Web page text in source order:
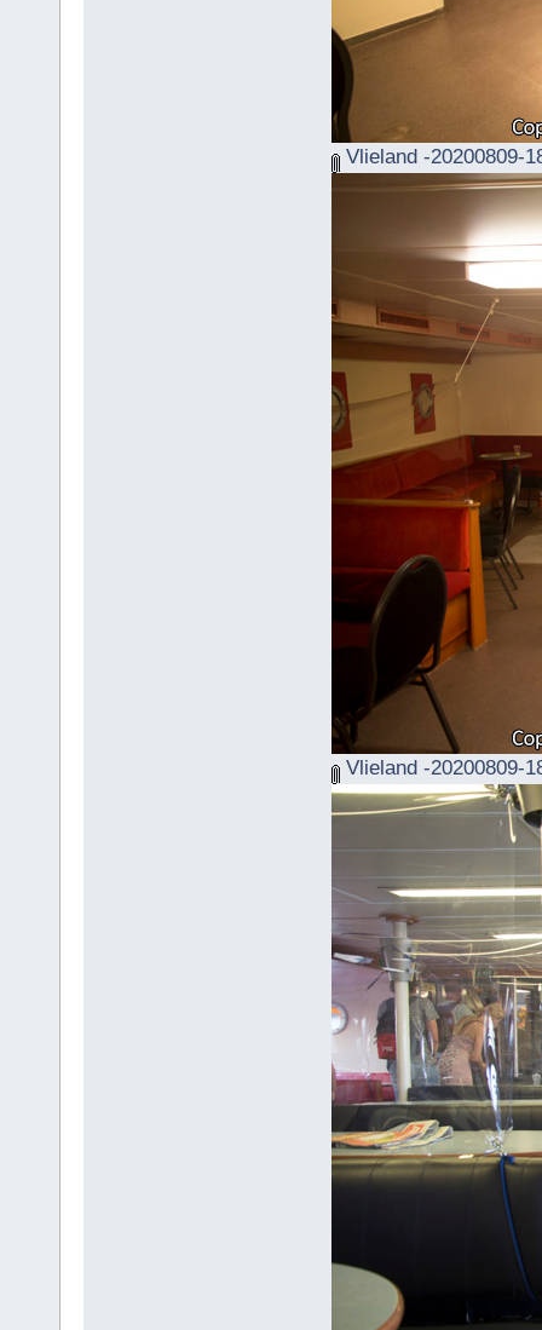
Vlieland -20200809-
Vlieland -20200809-